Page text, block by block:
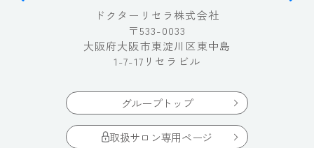
ドクターリセラ株式会社
〒533-0033
大阪府大阪市東淀川区東中島
1-7-17リセラビル
グループトップ
取扱サロン専用ページ